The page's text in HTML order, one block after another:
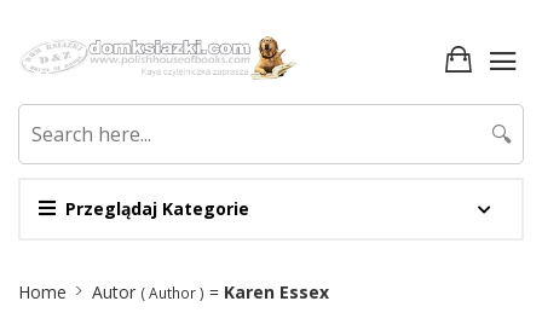
Przeglądaj Kategorie
🔍
Breadcrumb
Home Autor ( Author ) = Karen Essex